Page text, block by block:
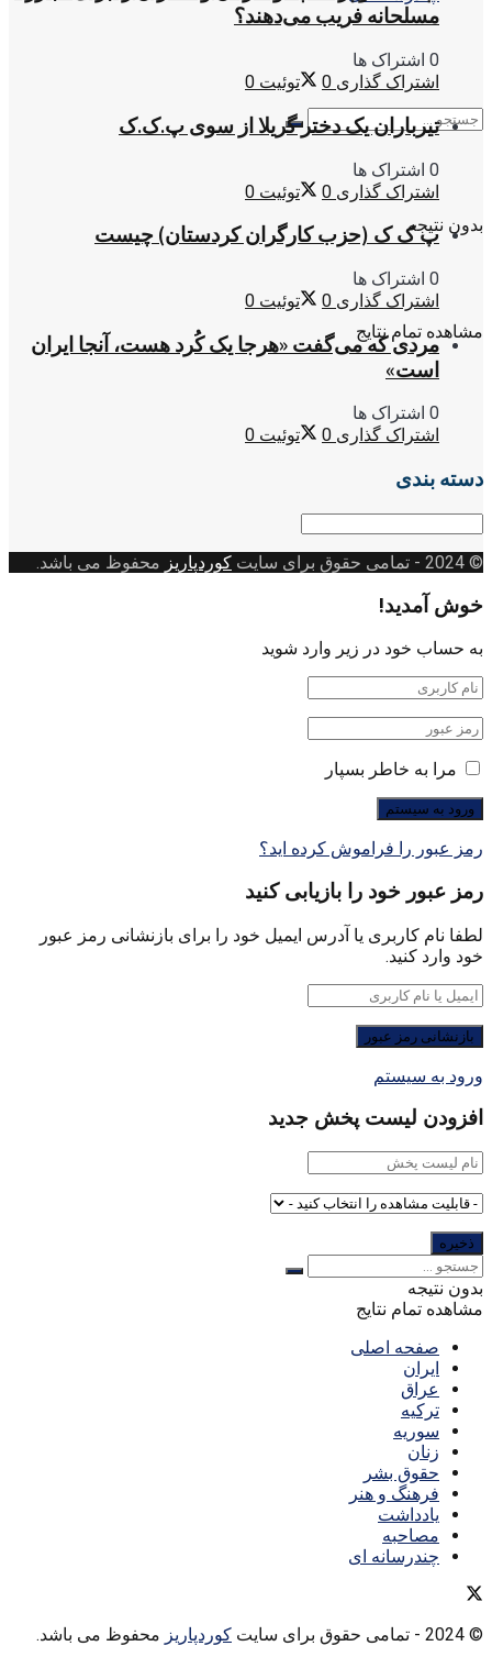
بدون نتیجه
مشاهده تمام نتایج
مسلحانه فریب می‌دهند؟
0 اشتراک ها
اشتراک گذاری 0 توئیت 0
تیرباران یک دختر گریلا از سوی پ.ک.ک
0 اشتراک ها
اشتراک گذاری 0 توئیت 0
پ ک ک (حزب کارگران کردستان) چیست
0 اشتراک ها
اشتراک گذاری 0 توئیت 0
مردی که می‌گفت «هرجا یک کُرد هست، آنجا ایران
است»
0 اشتراک ها
اشتراک گذاری 0 توئیت 0
دسته بندی
دسته
© 2024
- تمامی حقوق برای سایت کوردپاریز محفوظ می باشد.
خوش آمدید!
به حساب خود در زیر وارد شوید
مرا به خاطر بسپار
رمز عبور را فراموش کرده اید؟
رمز عبور خود را بازیابی کنید
لطفا نام کاربری یا آدرس ایمیل خود را برای بازنشانی رمز عبور
خود وارد کنید.
ورود به سیستم
افزودن لیست پخش جدید
بدون نتیجه
مشاهده تمام نتایج
صفحه اصلی
ایران
عراق
ترکیه
سوریه
زنان
حقوق بشر
فرهنگ و هنر
یادداشت
مصاحبه
چندرسانه ای
© 2024 - تمامی حقوق برای سایت کوردپاریز محفوظ می باشد.